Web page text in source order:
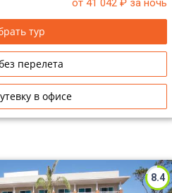
от 41 042 ₽ за ночь
тур
перелета
в офисе
8.4